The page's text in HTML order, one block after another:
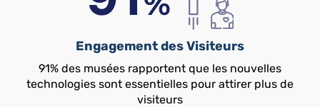
Engagement des Visiteurs
91% des musées rapportent que les nouvelles
technologies sont essentielles pour attirer plus de
visiteurs